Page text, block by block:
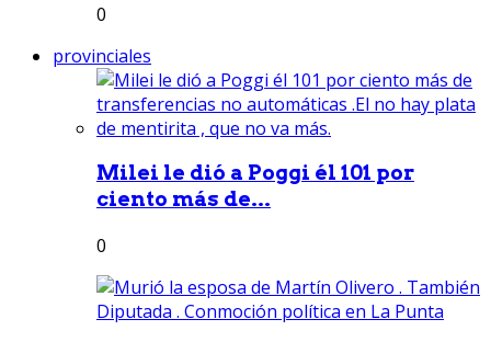
0
provinciales
Milei le dió a Poggi él 101 por
ciento más de...
0